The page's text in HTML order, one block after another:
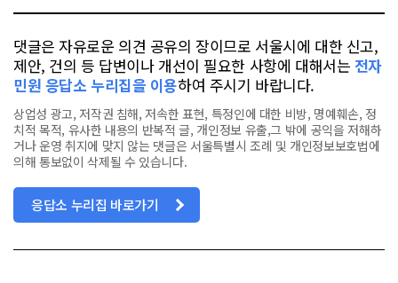
댓글은 자유로운 의견 공유의 장이므로 서울시에 대한 신고,
제안, 건의 등 답변이나 개선이 필요한 사항에 대해서는 전자
민원 응답소 누리집을 이용하여 주시기 바랍니다.
상업성 광고, 저작권 침해, 저속한 표현, 특정인에 대한 비방, 명예훼손, 정
치적 목적, 유사한 내용의 반복적 글, 개인정보 유출,그 밖에 공익을 저해하
거나 운영 취지에 맞지 않는 댓글은 서울특별시 조례 및 개인정보보호법에
의해 통보없이 삭제될 수 있습니다.
응답소 누리집 바로가기